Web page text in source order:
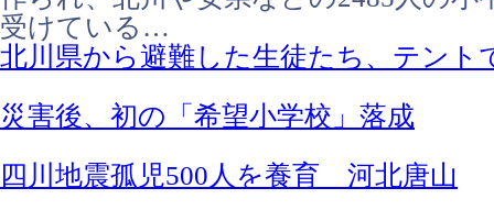
受けている…
北川県から避難した生徒たち、テント
災害後、初の「希望小学校」落成
四川地震孤児500人を養育 河北唐山